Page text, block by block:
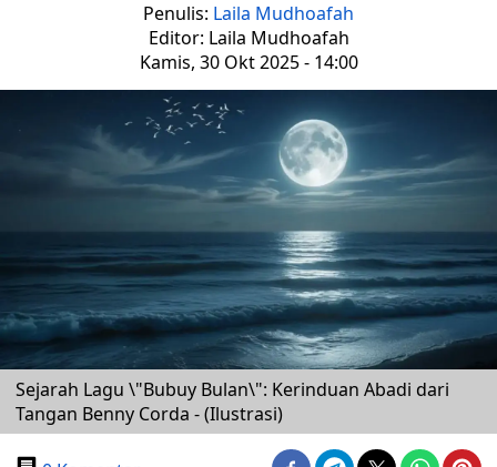
Penulis: Laila Mudhoafah
Editor: Laila Mudhoafah
Kamis, 30 Okt 2025 - 14:00
Sejarah Lagu \"Bubuy Bulan\": Kerinduan Abadi dari
Tangan Benny Corda - (Ilustrasi)